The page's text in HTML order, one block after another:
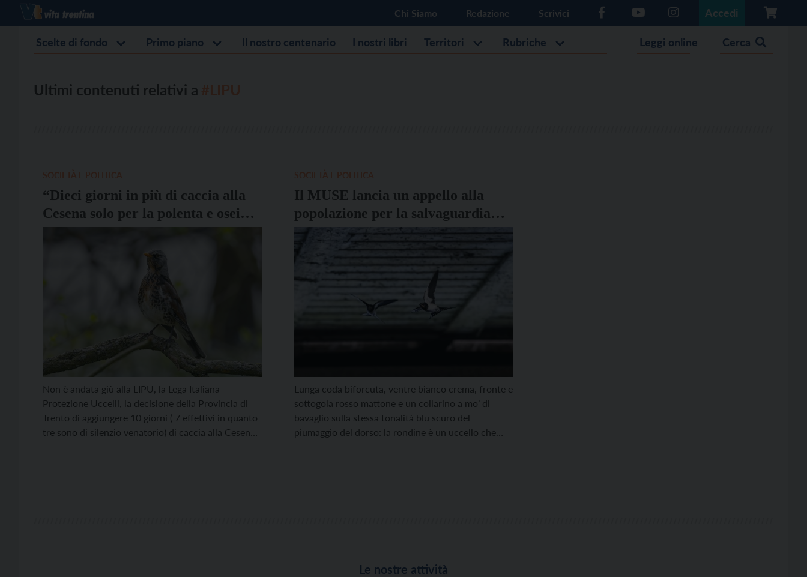
Chi Siamo Redazione Scrivici Accedi
Scelte di fondo Primo piano Il nostro centenario I nostri libri Territori Rubriche Leggi online Cerca
Ultimi contenuti relativi a
“Dieci giorni in più di caccia alla
Cesena solo per la polenta e osei”,
la LIPU attacca la Provincia
Non è andata giù alla LIPU, la Lega Italiana
Protezione Uccelli, la decisione della Provincia di
Trento di aggiungere 10 giorni ( 7 effettivi in quanto
tre sono di silenzio venatorio) di caccia alla Cesena
Il MUSE lancia un appello alla
popolazione per la salvaguardia
delle rondini
Lunga coda biforcuta, ventre bianco crema, fronte e
sottogola rosso mattone e un collarino a mo’ di
bavaglio sulla stessa tonalità blu scuro del
piumaggio del dorso: la rondine è un uccello che
Le nostre attività